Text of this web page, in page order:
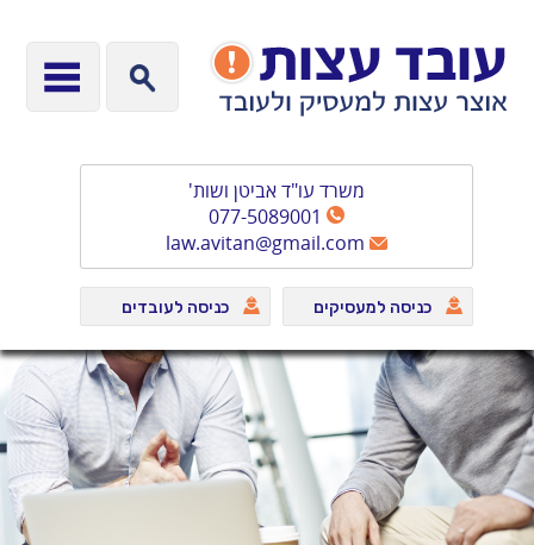
משרד עו"ד אביטן ושות'
077-5089001
law.avitan@gmail.com
כניסה למעסיקים כניסה לעובדים